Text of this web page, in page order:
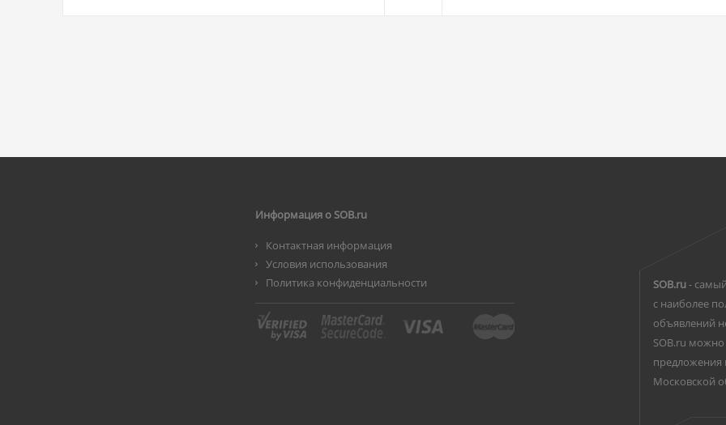
Информация о SOB.ru
Контактная информация
Условия использования
Политика конфиденциальности
SOB.ru-
с наиболее
объявлений
SOB.ru можно
Московской